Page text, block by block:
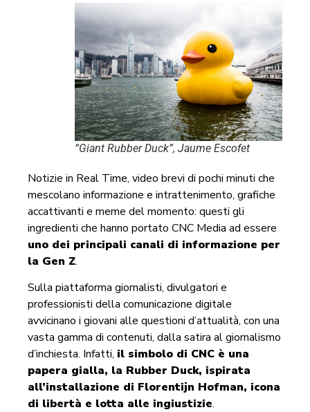
“Giant Rubber Duck”, Jaume Escofet
Notizie in Real Time, video brevi di pochi minuti che
mescolano informazione e intrattenimento, grafiche
accattivanti e meme del momento: questi gli
ingredienti che hanno portato CNC Media ad essere
uno dei principali canali di informazione per
la Gen Z.
Sulla piattaforma giornalisti, divulgatori e
professionisti della comunicazione digitale
avvicinano i giovani alle questioni d’attualità, con una
vasta gamma di contenuti, dalla satira al giornalismo
d’inchiesta. Infatti, il simbolo di CNC è una
papera gialla, la Rubber Duck, ispirata
all’installazione di Florentijn Hofman, icona
di libertà e lotta alle ingiustizie.